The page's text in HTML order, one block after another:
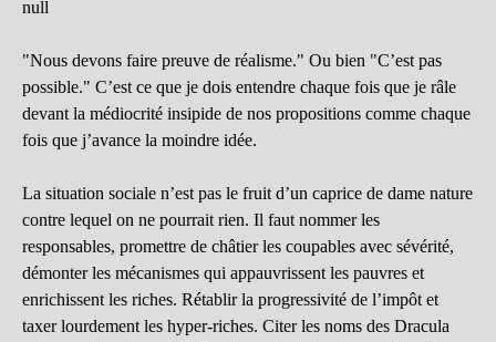
null
"Nous devons faire preuve de réalisme." Ou bien "C’est pas
possible." C’est ce que je dois entendre chaque fois que je râle
devant la médiocrité insipide de nos propositions comme chaque
fois que j’avance la moindre idée.
La situation sociale n’est pas le fruit d’un caprice de dame nature
contre lequel on ne pourrait rien. Il faut nommer les
responsables, promettre de châtier les coupables avec sévérité,
démonter les mécanismes qui appauvrissent les pauvres et
enrichissent les riches. Rétablir la progressivité de l’impôt et
taxer lourdement les hyper-riches. Citer les noms des Dracula